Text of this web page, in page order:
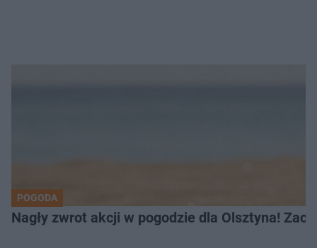
POGODA
Nagły zwrot akcji w pogodzie dla Olsztyna!